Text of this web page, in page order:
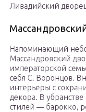
Ливадийский
Напоминающий
Массандровский
императорской
себя С. Воронцов.
интерьеры с
декора. В
стилей — барокко,